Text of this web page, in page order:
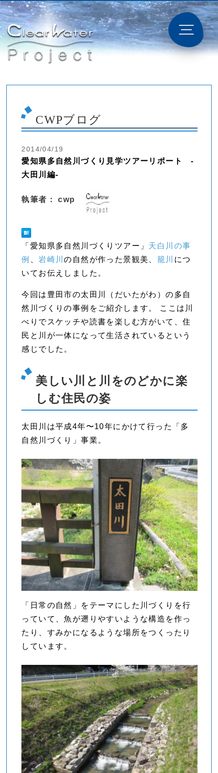
CWPブログ
2014/04/19
愛知県多自然川づくり見学ツアーリポート -
大田川編-
執筆者： cwp
「愛知県多自然川づくりツアー」 天白川の事
例
、岩崎川の自然が作った景観美、 籠川 につ
いてお伝えしました。
今回は豊田市の太田川（だいたがわ）の多自
然川づくりの事例をご紹介します。 ここは川
べりでスケッチや読書を楽しむ方がいて、住
民と川が一体になって生活されているという
感じでした。
美しい川と川をのどかに楽
しむ住民の姿
太田川は平成4年〜10年にかけて行った「多
自然川づくり」事業。
「日常の自然」をテーマにした川づくりを行
っていて、魚が遡りやすいような構造を作っ
たり、すみかになるような場所をつくったり
しています。